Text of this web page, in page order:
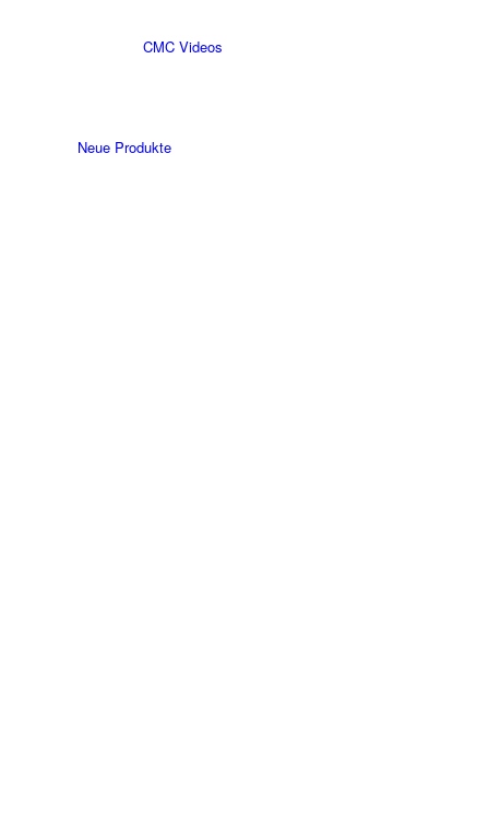
CMC Videos
Neue Produkte